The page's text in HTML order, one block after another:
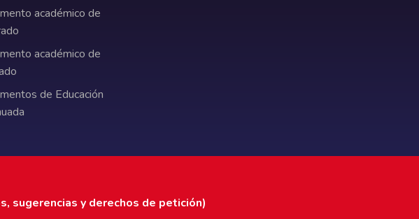
académico de
académico de
de Educación
sugerencias y derechos de petición)